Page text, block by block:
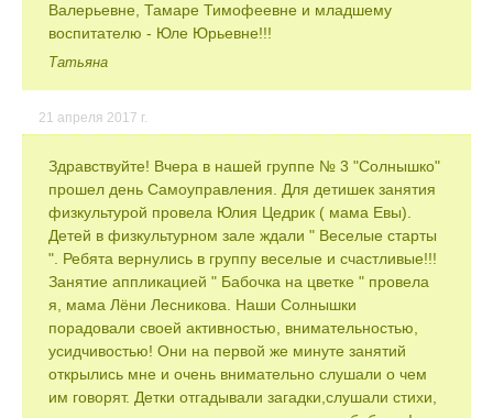
Валерьевне, Тамаре Тимофеевне и младшему
воспитателю - Юле Юрьевне!!!
Татьяна
21 апреля 2017 г.
Здравствуйте! Вчера в нашей группе № 3 "Солнышко"
прошел день Самоуправления. Для детишек занятия
физкультурой провела Юлия Цедрик ( мама Евы).
Детей в физкультурном зале ждали " Веселые старты
". Ребята вернулись в группу веселые и счастливые!!!
Занятие аппликацией " Бабочка на цветке " провела
я, мама Лёни Лесникова. Наши Солнышки
порадовали своей активностью, внимательностью,
усидчивостью! Они на первой же минуте занятий
открылись мне и очень внимательно слушали о чем
им говорят. Детки отгадывали загадки,слушали стихи,